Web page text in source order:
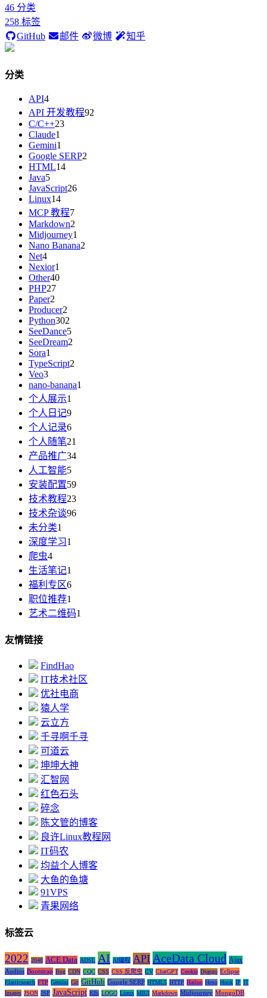
46 分类
258 标签
GitHub
邮件 微博 知乎
分类
API4
API 开发教程92
C/C++23
Claude1
Gemini1
Google SERP2
HTML14
Java5
JavaScript26
Linux14
MCP 教程7
Markdown2
Midjourney1
Nano Banana2
Net4
Nexior1
Other40
PHP27
Paper2
Producer2
Python302
SeeDance5
SeeDream2
Sora1
TypeScript2
Veo3
nano-banana1
个人展示1
个人日记9
个人记录6
个人随笔21
产品推广34
人工智能5
安装配置59
技术教程23
技术杂谈96
未分类1
深度学习1
爬虫4
生活笔记1
福利专区6
职位推荐1
艺术二维码1
友情链接
FindHao
IT技术社区
优社电商
猿人学
云立方
千寻啊千寻
可道云
坤坤大神
汇智网
红色石头
碎念
陈文管的博客
良许Linux教程网
IT码农
均益个人博客
大鱼的鱼塘
91VPS
青果网络
标签云
2022 2048 ACE Data ADSL AI AI编程 API AceData Cloud Ajax
Audios Bootstrap Bug CDN CQC CSS CSS 反爬虫 CV ChatGPT Cookie Django Eclipse
Elasticsearch FTP Gemini Git GitHub Google SERP HTML5 HTTP Hailuo Hexo Hook IP IT
Images JSON JSP JavaScript K8s LOGO Linux MIUI Markdown Midjourney MongoDB